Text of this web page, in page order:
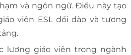
và ngôn ngữ. Điều này tạo
viên ESL dồi dào và tương
lương giáo viên trong ngành